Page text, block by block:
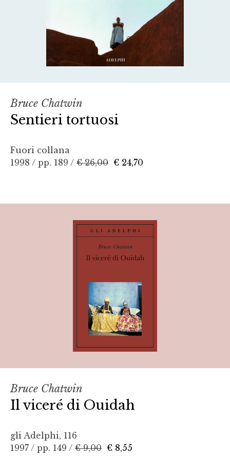
Bruce Chatwin
Sentieri tortuosi
Fuori collana
1998 / pp. 189 / € 26,00 € 24,70
Bruce Chatwin
Il viceré di Ouidah
gli Adelphi, 116
1997 / pp. 149 / € 9,00 € 8,55